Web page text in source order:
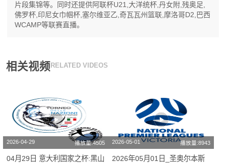
片段集锦等。同时还提供阿联杯U21,大洋统杯,丹女附,残奥足,
佛罗杯,印尼女巾帼杯,塞尔维亚乙,奇瓦瓦州篮联,摩洛哥D2,巴西
WCAMP等联赛直播。
相关视频 RELATED VIDEOS
2026-04-29 播放量:4505
04月29日 意大利国家之杯:黑山
2026-05-01 播放量:8943
2026年05月01日_圣奥尔本斯